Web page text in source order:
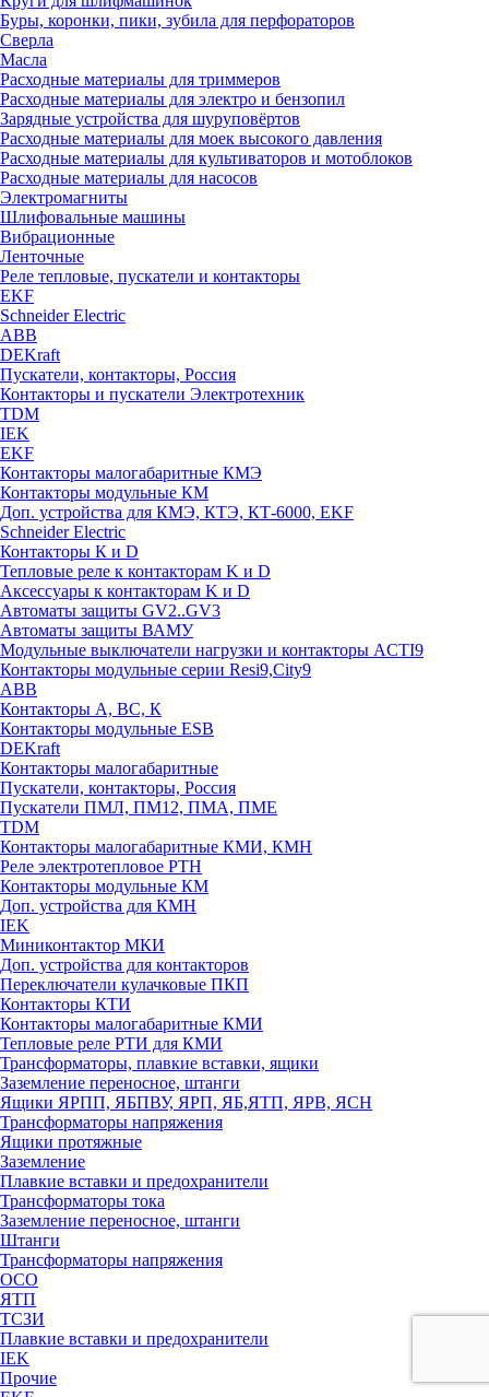
Буры, коронки, пики, зубила для перфораторов
Сверла
Масла
Расходные материалы для триммеров
Расходные материалы для электро и бензопил
Зарядные устройства для шуруповёртов
Расходные материалы для моек высокого давления
Расходные материалы для культиваторов и мотоблоков
Расходные материалы для насосов
Электромагниты
Шлифовальные машины
Вибрационные
Ленточные
Реле тепловые, пускатели и контакторы
EKF
Schneider Electric
ABB
DEKraft
Пускатели, контакторы, Россия
Контакторы и пускатели Электротехник
TDM
IEK
EKF
Контакторы малогабаритные КМЭ
Контакторы модульные КМ
Доп. устройства для КМЭ, КТЭ, КТ-6000, EKF
Schneider Electric
Контакторы К и D
Тепловые реле к контакторам K и D
Аксессуары к контакторам K и D
Автоматы защиты GV2..GV3
Автоматы защиты ВАМУ
Модульные выключатели нагрузки и контакторы ACTI9
Контакторы модульные серии Resi9,City9
ABB
Контакторы А, ВС, К
Контакторы модульные ESB
DEKraft
Контакторы малогабаритные
Пускатели, контакторы, Россия
Пускатели ПМЛ, ПМ12, ПМА, ПМЕ
TDM
Контакторы малогабаритные КМИ, КМН
Реле электротепловое РТН
Контакторы модульные КМ
Доп. устройства для КМН
IEK
Миниконтактор МКИ
Доп. устройства для контакторов
Переключатели кулачковые ПКП
Контакторы КТИ
Контакторы малогабаритные КМИ
Тепловые реле РTИ для КМИ
Трансформаторы, плавкие вставки, ящики
Заземление переносное, штанги
Ящики ЯРПП, ЯБПВУ, ЯРП, ЯБ,ЯТП, ЯРВ, ЯСН
Трансформаторы напряжения
Ящики протяжные
Заземление
Плавкие вставки и предохранители
Трансформаторы тока
Заземление переносное, штанги
Штанги
Трансформаторы напряжения
ОСО
ЯТП
ТСЗИ
Плавкие вставки и предохранители
IEK
Прочие